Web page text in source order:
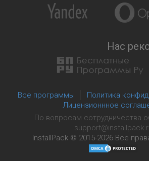
Нас
Все программы
Политика
Лицензионнное
По вопросам сотрудничества
InstallPack © 2015-2026 Все